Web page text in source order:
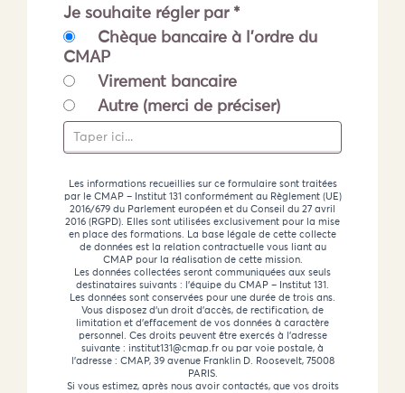
Je souhaite régler par *
Chèque bancaire à l'ordre du
CMAP
Virement bancaire
Autre (merci de préciser)
Les informations recueillies sur ce formulaire sont traitées
par le CMAP – Institut 131 conformément au Règlement (UE)
2016/679 du Parlement européen et du Conseil du 27 avril
2016 (RGPD). Elles sont utilisées exclusivement pour la mise
en place des formations. La base légale de cette collecte
de données est la relation contractuelle vous liant au
CMAP pour la réalisation de cette mission.
Les données collectées seront communiquées aux seuls
destinataires suivants : l’équipe du CMAP – Institut 131.
Les données sont conservées pour une durée de trois ans.
Vous disposez d’un droit d’accès, de rectification, de
limitation et d’effacement de vos données à caractère
personnel. Ces droits peuvent être exercés à l’adresse
suivante : institut131@cmap.fr ou par voie postale, à
l’adresse : CMAP, 39 avenue Franklin D. Roosevelt, 75008
PARIS.
Si vous estimez, après nous avoir contactés, que vos droits